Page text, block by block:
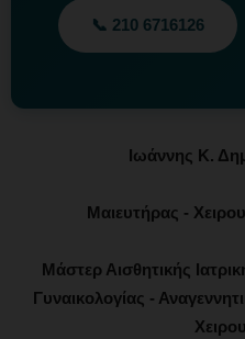
📞 210 6716126
Ιωάννης Κ.
Μαιευτήρας -
Μάστερ Αισθητικής
Γυναικολογίας -